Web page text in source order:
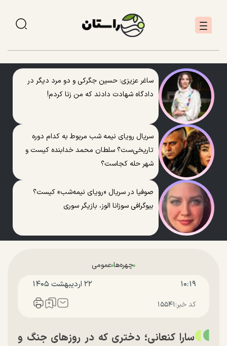
ساغر عزیزی: حسین جگرکی و دو مرد دیگر در
دادگاه شهادت دادند که من زنا کردم!
سریال رویای نیمه شب مربوط به کدام دوره
تاریخی‌ست؟ سلطان محمد خدابنده کیست و
شهر حله کجاست؟
صوفیا در سریال «رویای نیمه‌شب» کیست؟
بیوگرافی سوزانا الوز، بازیگر سوری
چهره‌هاعمومی
۱۰:۱۹ ۲۲ ارديبهشت ۱۴۰۵
کد خبر:۱۵۵۴۱
سارا کنعانی؛ دختری که در روزهای جنگ و